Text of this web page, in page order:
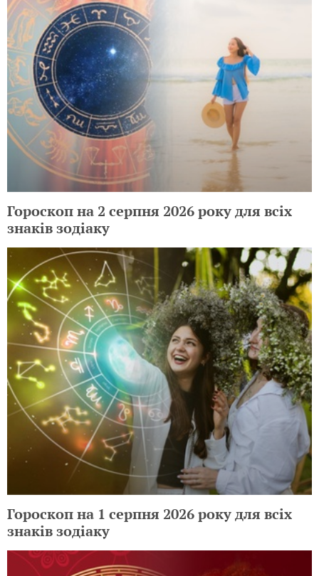
Гороскоп на 2 серпня 2026 року для всіх
знаків зодіаку
Гороскоп на 1 серпня 2026 року для всіх
знаків зодіаку